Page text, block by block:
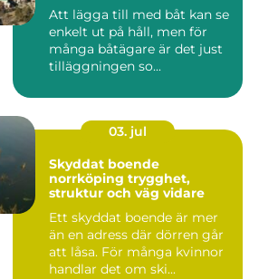
Att lägga till med båt kan se
enkelt ut på håll, men för
många båtägare är det just
tilläggningen so...
03. jul
Skyddat boende
norrköping trygghet,
struktur och väg vidare
Ett skyddat boende är mer
än en adress där dörren går
att låsa. För många kvinnor
handlar det om ski...